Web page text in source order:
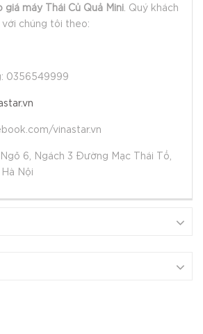
giá máy Thái Củ Quả Mini . Quý khách
với chúng tôi theo:
0356549999
vinastar.vn
6, Ngách 3 Đường Mạc Thái Tổ,
Hà Nội